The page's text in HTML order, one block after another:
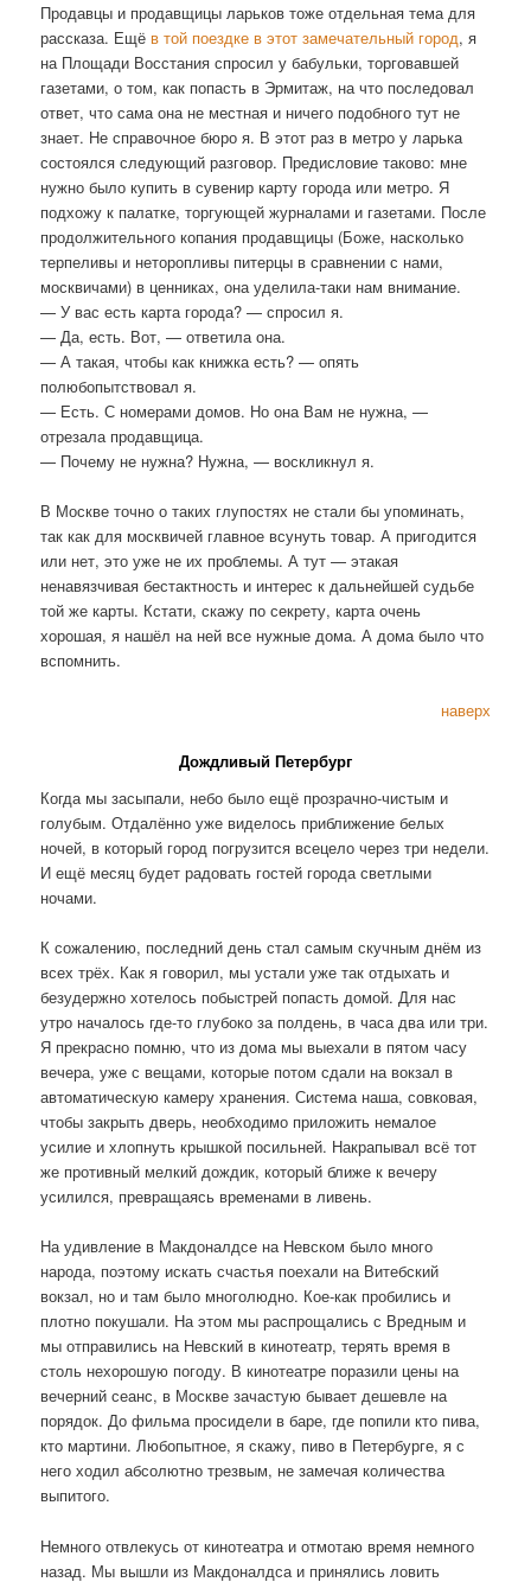
Продавцы и продавщицы ларьков тоже отдельная тема для
рассказа. Ещё в той поездке в этот замечательный город, я
на Площади Восстания спросил у бабульки, торговавшей
газетами, о том, как попасть в Эрмитаж, на что последовал
ответ, что сама она не местная и ничего подобного тут не
знает. Не справочное бюро я. В этот раз в метро у ларька
состоялся следующий разговор. Предисловие таково: мне
нужно было купить в сувенир карту города или метро. Я
подхожу к палатке, торгующей журналами и газетами. После
продолжительного копания продавщицы (Боже, насколько
терпеливы и неторопливы питерцы в сравнении с нами,
москвичами) в ценниках, она уделила-таки нам внимание.
— У вас есть карта города? — спросил я.
— Да, есть. Вот, — ответила она.
— А такая, чтобы как книжка есть? — опять
полюбопытствовал я.
— Есть. С номерами домов. Но она Вам не нужна, —
отрезала продавщица.
— Почему не нужна? Нужна, — воскликнул я.
В Москве точно о таких глупостях не стали бы упоминать,
так как для москвичей главное всунуть товар. А пригодится
или нет, это уже не их проблемы. А тут — этакая
ненавязчивая бестактность и интерес к дальнейшей судьбе
той же карты. Кстати, скажу по секрету, карта очень
хорошая, я нашёл на ней все нужные дома. А дома было что
вспомнить.
наверх
Дождливый Петербург
Когда мы засыпали, небо было ещё прозрачно-чистым и
голубым. Отдалённо уже виделось приближение белых
ночей, в который город погрузится всецело через три недели.
И ещё месяц будет радовать гостей города светлыми
ночами.
К сожалению, последний день стал самым скучным днём из
всех трёх. Как я говорил, мы устали уже так отдыхать и
безудержно хотелось побыстрей попасть домой. Для нас
утро началось где-то глубоко за полдень, в часа два или три.
Я прекрасно помню, что из дома мы выехали в пятом часу
вечера, уже с вещами, которые потом сдали на вокзал в
автоматическую камеру хранения. Система наша, совковая,
чтобы закрыть дверь, необходимо приложить немалое
усилие и хлопнуть крышкой посильней. Накрапывал всё тот
же противный мелкий дождик, который ближе к вечеру
усилился, превращаясь временами в ливень.
На удивление в Макдоналдсе на Невском было много
народа, поэтому искать счастья поехали на Витебский
вокзал, но и там было многолюдно. Кое-как пробились и
плотно покушали. На этом мы распрощались с Вредным и
мы отправились на Невский в кинотеатр, терять время в
столь нехорошую погоду. В кинотеатре поразили цены на
вечерний сеанс, в Москве зачастую бывает дешевле на
порядок. До фильма просидели в баре, где попили кто пива,
кто мартини. Любопытное, я скажу, пиво в Петербурге, я с
него ходил абсолютно трезвым, не замечая количества
выпитого.
Немного отвлекусь от кинотеатра и отмотаю время немного
назад. Мы вышли из Макдоналдса и принялись ловить